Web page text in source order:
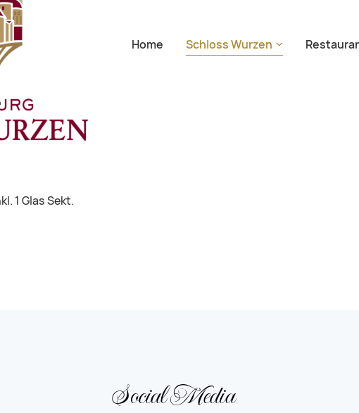
Navigation überspringen
Home Schloss Wurzen
1 Glas Sekt.
Social Media